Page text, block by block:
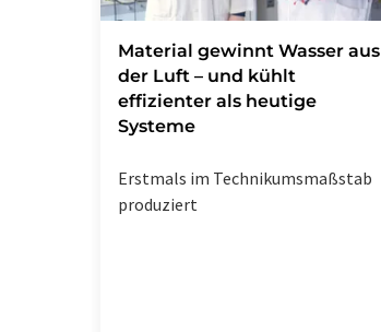
Material gewinnt Wasser aus
der Luft – und kühlt
effizienter als heutige
Systeme
Erstmals im Technikumsmaßstab
produziert